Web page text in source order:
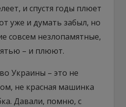
и спустя годы плюет
уже и думать забыл, но
совсем незлопамятные,
– и плюют.
Украины – это не
не красная машинка
Давали, помню, с